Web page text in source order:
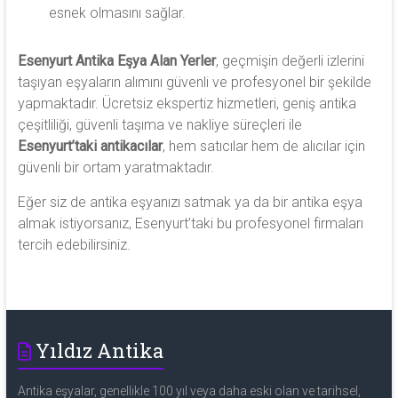
esnek olmasını sağlar.
Esenyurt Antika Eşya Alan Yerler, geçmişin değerli izlerini
taşıyan eşyaların alımını güvenli ve profesyonel bir şekilde
yapmaktadır. Ücretsiz ekspertiz hizmetleri, geniş antika
çeşitliliği, güvenli taşıma ve nakliye süreçleri ile
Esenyurt’taki antikacılar, hem satıcılar hem de alıcılar için
güvenli bir ortam yaratmaktadır.
Eğer siz de antika eşyanızı satmak ya da bir antika eşya
almak istiyorsanız, Esenyurt’taki bu profesyonel firmaları
tercih edebilirsiniz.
Yıldız Antika
Antika eşyalar, genellikle 100 yıl veya daha eski olan ve tarihsel,